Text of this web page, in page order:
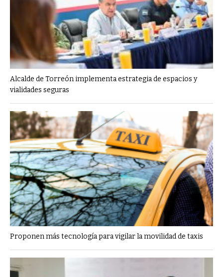
Alcalde de Torreón implementa estrategia de espacios y
vialidades seguras
Proponen más tecnología para vigilar la movilidad de taxis